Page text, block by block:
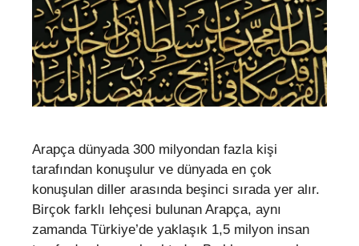
Arapça dünyada 300 milyondan fazla kişi
tarafından konuşulur ve dünyada en çok
konuşulan diller arasında beşinci sırada yer alır.
Birçok farklı lehçesi bulunan Arapça, aynı
zamanda Türkiye’de yaklaşık 1,5 milyon insan